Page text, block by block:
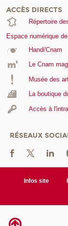
ACCÈS DIRECTS
Répertoire
Espace numérique
Handi'Cnam
Le Cnam
Musée des
La boutique
Accès à
RÉSEAUX
Infos site